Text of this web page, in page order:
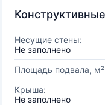
Несущие стены:
Не заполнено
Площадь подвала,
Крыша:
Не заполнено